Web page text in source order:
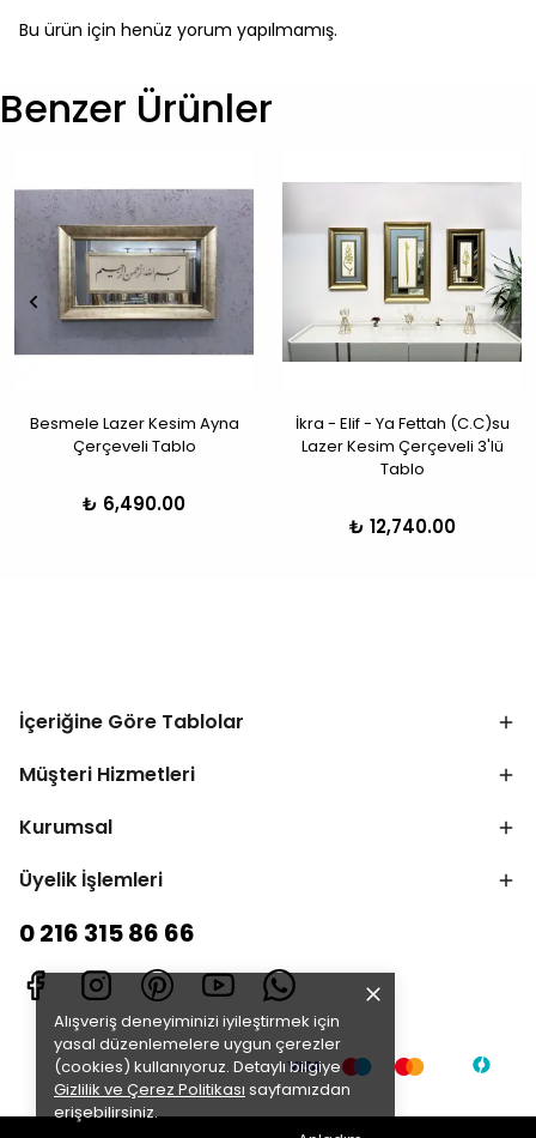
Alışveriş deneyiminizi iyileştirmek için
yasal düzenlemelere uygun çerezler
(cookies) kullanıyoruz. Detaylı bilgiye
Gizlilik ve Çerez Politikası sayfamızdan
erişebilirsiniz.
Bu ürün için henüz yorum yapılmamış.
Benzer Ürünler
Besmele Lazer Kesim Ayna
Çerçeveli Tablo
₺ 6,490.00
İkra - Elif - Ya Fettah (C.C)su
Lazer Kesim Çerçeveli 3'lü
Tablo
₺ 12,740.00
İçeriğine Göre Tablolar
Müşteri Hizmetleri
Kurumsal
Üyelik İşlemleri
0 216 315 86 66